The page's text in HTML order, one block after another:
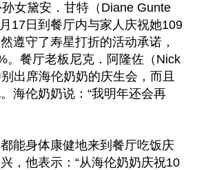
女黛安．甘特（Diane Gunte
17日到餐厅内与家人庆祝她109
遵守了寿星打折的活动承诺，
。餐厅老板尼克．阿隆佐（Nick
出席海伦奶奶的庆生会，而且
海伦奶奶说：“我明年还会再
能身体康健地来到餐厅吃饭庆
，他表示：“从海伦奶奶庆祝10